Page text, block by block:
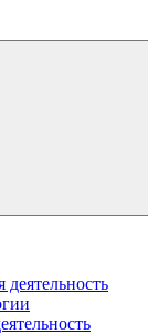
деятельность